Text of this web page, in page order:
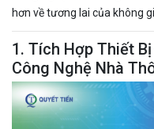
hơn về tương lai của không
1. Tích Hợp Thiết
Công Nghệ Nhà